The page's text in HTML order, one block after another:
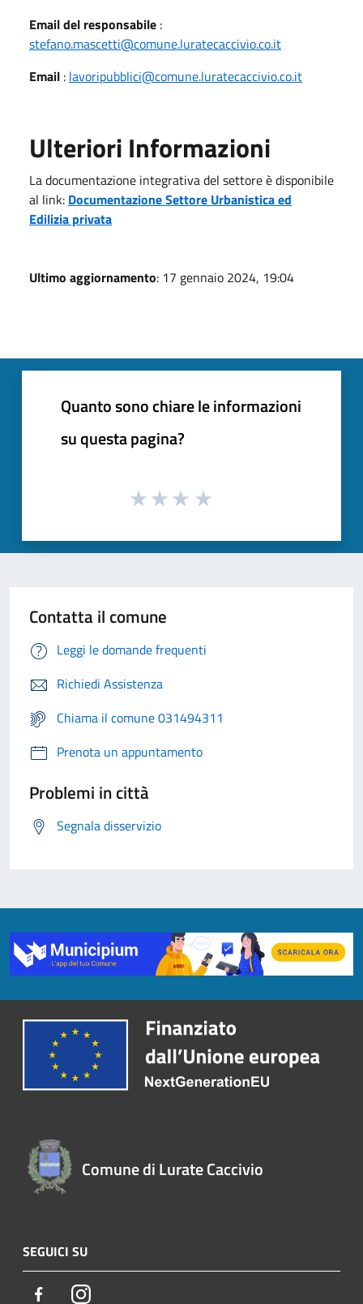
Email del responsabile :
stefano.mascetti@comune.luratecaccivio.co.it
Email : lavoripubblici@comune.luratecaccivio.co.it
Ulteriori Informazioni
La documentazione integrativa del settore è disponibile
al link: Documentazione Settore Urbanistica ed
Edilizia privata
Ultimo aggiornamento: 17 gennaio 2024, 19:04
Quanto sono chiare le informazioni
su questa pagina?
Contatta il comune
Leggi le domande frequenti
Richiedi Assistenza
Chiama il comune 031494311
Prenota un appuntamento
Problemi in città
Segnala disservizio
Comune di Lurate Caccivio
SEGUICI SU
FacebookInstagram